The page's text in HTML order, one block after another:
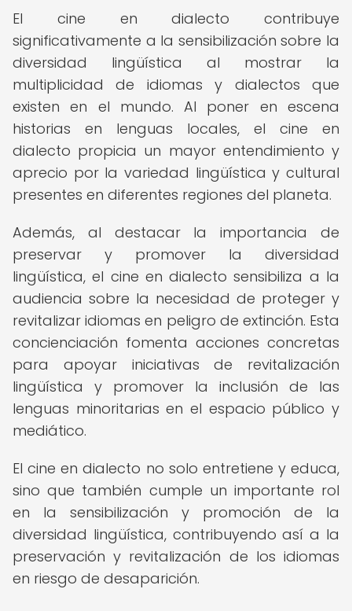
El cine en dialecto contribuye
significativamente a la sensibilización sobre la
diversidad lingüística al mostrar la
multiplicidad de idiomas y dialectos que
existen en el mundo. Al poner en escena
historias en lenguas locales, el cine en
dialecto propicia un mayor entendimiento y
aprecio por la variedad lingüística y cultural
presentes en diferentes regiones del planeta.
Además, al destacar la importancia de
preservar y promover la diversidad
lingüística, el cine en dialecto sensibiliza a la
audiencia sobre la necesidad de proteger y
revitalizar idiomas en peligro de extinción. Esta
concienciación fomenta acciones concretas
para apoyar iniciativas de revitalización
lingüística y promover la inclusión de las
lenguas minoritarias en el espacio público y
mediático.
El cine en dialecto no solo entretiene y educa,
sino que también cumple un importante rol
en la sensibilización y promoción de la
diversidad lingüística, contribuyendo así a la
preservación y revitalización de los idiomas
en riesgo de desaparición.